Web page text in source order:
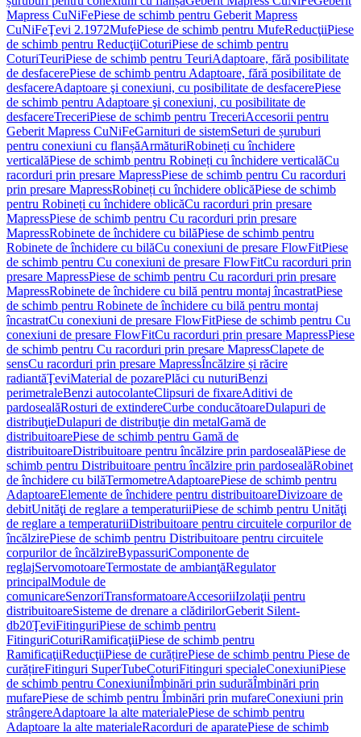
Mapress CuNiFePiese de schimb pentru Geberit Mapress
CuNiFeŢevi 2.1972MufePiese de schimb pentru MufeReducţiiPiese
de schimb pentru ReducţiiCoturiPiese de schimb pentru
CoturiTeuriPiese de schimb pentru TeuriAdaptoare, fără posibilitate
de desfacerePiese de schimb pentru Adaptoare, fără posibilitate de
desfacereAdaptoare şi conexiuni, cu posibilitate de desfacerePiese
de schimb pentru Adaptoare şi conexiuni, cu posibilitate de
desfacereTreceriPiese de schimb pentru TreceriAccesorii pentru
Geberit Mapress CuNiFeGarnituri de sistemSeturi de șuruburi
pentru conexiuni cu flanșăArmăturiRobineți cu închidere
verticalăPiese de schimb pentru Robineți cu închidere verticalăCu
racorduri prin presare MapressPiese de schimb pentru Cu racorduri
prin presare MapressRobineți cu închidere oblicăPiese de schimb
pentru Robineți cu închidere oblicăCu racorduri prin presare
MapressPiese de schimb pentru Cu racorduri prin presare
MapressRobinete de închidere cu bilăPiese de schimb pentru
Robinete de închidere cu bilăCu conexiuni de presare FlowFitPiese
de schimb pentru Cu conexiuni de presare FlowFitCu racorduri prin
presare MapressPiese de schimb pentru Cu racorduri prin presare
MapressRobinete de închidere cu bilă pentru montaj încastratPiese
de schimb pentru Robinete de închidere cu bilă pentru montaj
încastratCu conexiuni de presare FlowFitPiese de schimb pentru Cu
conexiuni de presare FlowFitCu racorduri prin presare MapressPiese
de schimb pentru Cu racorduri prin presare MapressClapete de
sensCu racorduri prin presare MapressÎncălzire și răcire
radiantăŢeviMaterial de pozarePlăci cu nuturiBenzi
perimetraleBenzi autocolanteClipsuri de fixareAditivi de
pardosealăRosturi de extindereCurbe conducătoareDulapuri de
distribuţieDulapuri de distribuţie din metalGamă de
distribuitoarePiese de schimb pentru Gamă de
distribuitoareDistribuitoare pentru încălzire prin pardosealăPiese de
schimb pentru Distribuitoare pentru încălzire prin pardosealăRobinet
de închidere cu bilăTermometreAdaptoarePiese de schimb pentru
AdaptoareElemente de închidere pentru distribuitoareDivizoare de
debitUnităţi de reglare a temperaturiiPiese de schimb pentru Unităţi
de reglare a temperaturiiDistribuitoare pentru circuitele corpurilor de
încălzirePiese de schimb pentru Distribuitoare pentru circuitele
corpurilor de încălzireBypassuriComponente de
reglajServomotoareTermostate de ambianţăRegulator
principalModule de
comunicareSenzoriTransformatoareAccesoriiIzolaţii pentru
distribuitoareSisteme de drenare a clădirilorGeberit Silent-
db20ŢeviFitinguriPiese de schimb pentru
FitinguriCoturiRamificaţiiPiese de schimb pentru
RamificaţiiReducţiiPiese de curățirePiese de schimb pentru Piese de
curățireFitinguri SuperTubeCoturiFitinguri specialeConexiuniPiese
de schimb pentru ConexiuniÎmbinări prin sudurăÎmbinări prin
mufarePiese de schimb pentru Îmbinări prin mufareConexiuni prin
strângereAdaptoare la alte materialePiese de schimb pentru
Adaptoare la alte materialeRacorduri de aparatePiese de schimb